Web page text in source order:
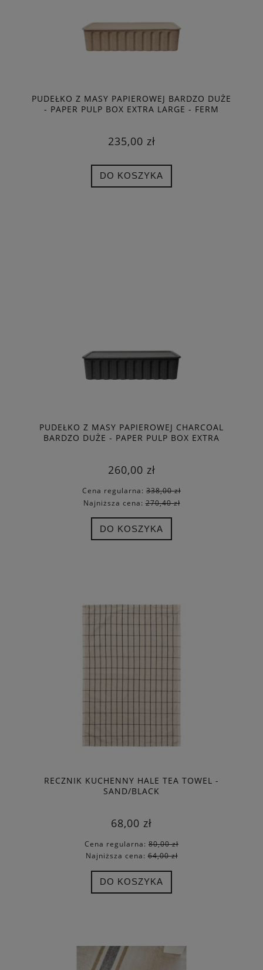
PUDEŁKO Z MASY PAPIEROWEJ BARDZO DUŻE
- PAPER PULP BOX EXTRA LARGE - FERM
235,00 zł
DO KOSZYKA
PUDEŁKO Z MASY PAPIEROWEJ CHARCOAL
BARDZO DUŻE - PAPER PULP BOX EXTRA
260,00 zł
Cena regularna: 338,00 zł
Najniższa cena:270,40 zł
DO KOSZYKA
RECZNIK KUCHENNY HALE TEA TOWEL -
SAND/BLACK
68,00 zł
Cena regularna: 80,00 zł
Najniższa cena:64,00 zł
DO KOSZYKA